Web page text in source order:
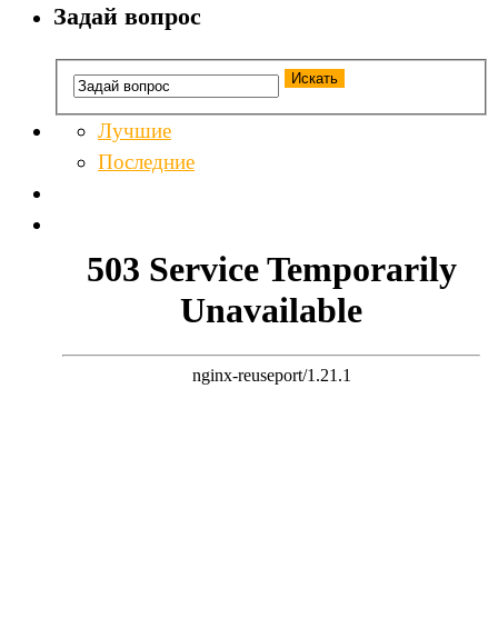
Задай вопрос
Лучшие
Последние